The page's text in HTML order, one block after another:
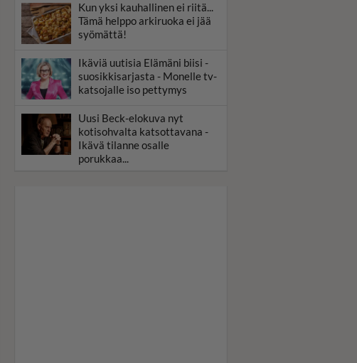
Kun yksi kauhallinen ei riitä...
Tämä helppo arkiruoka ei jää
syömättä!
Ikäviä uutisia Elämäni biisi -
suosikkisarjasta - Monelle tv-
katsojalle iso pettymys
Uusi Beck-elokuva nyt
kotisohvalta katsottavana -
Ikävä tilanne osalle
porukkaa...